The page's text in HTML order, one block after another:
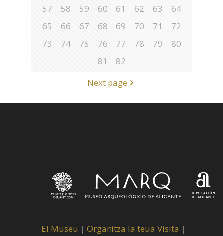
57
58 59 60 61 62 63
64
65
66 67 68 69 70 71
72
73
74 75 76 77 78 79
80
81
82
Next page
El Museu | Organitza la teua Visita |